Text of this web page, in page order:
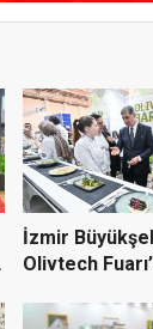
İzmir
Olivtech